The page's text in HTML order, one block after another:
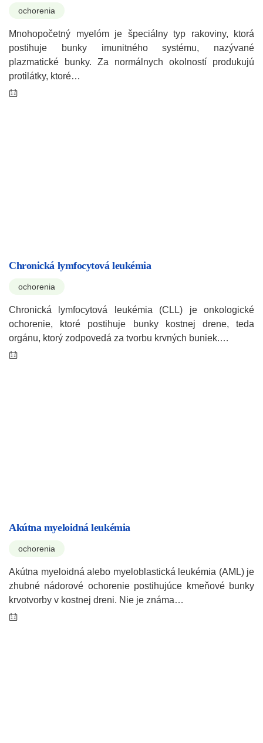
ochorenia
Mnohopočetný myelóm je špeciálny typ rakoviny, ktorá
postihuje bunky imunitného systému, nazývané
plazmatické bunky. Za normálnych okolností produkujú
protilátky, ktoré…
Chronická lymfocytová leukémia
ochorenia
Chronická lymfocytová leukémia (CLL) je onkologické
ochorenie, ktoré postihuje bunky kostnej drene, teda
orgánu, ktorý zodpovedá za tvorbu krvných buniek.…
Akútna myeloidná leukémia
ochorenia
Akútna myeloidná alebo myeloblastická leukémia (AML) je
zhubné nádorové ochorenie postihujúce kmeňové bunky
krvotvorby v kostnej dreni. Nie je známa…